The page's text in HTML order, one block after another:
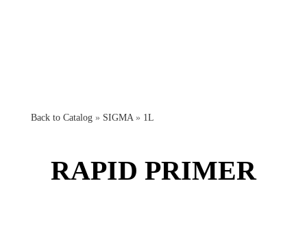
Back to Catalog SIGMA 1L
RAPID PRIMER